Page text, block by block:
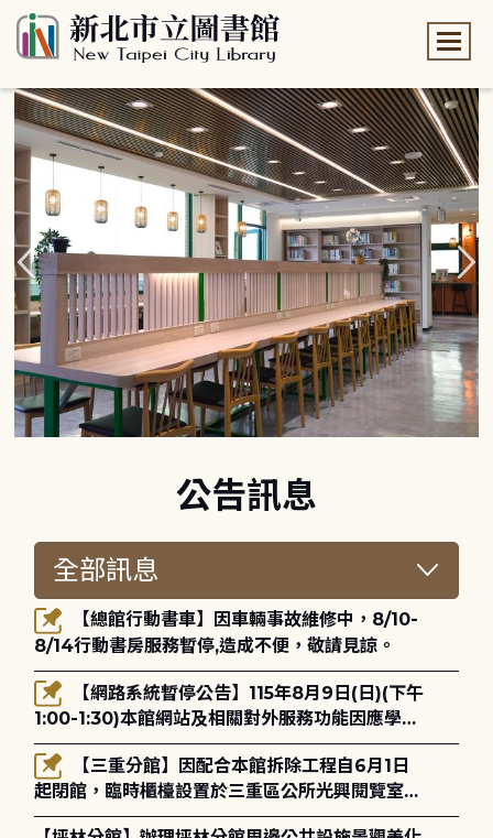
公告訊息
8/14行動書房服務暫停,造成不便，敬請見諒。
1:00-1:30)本館網站及相關對外服務功能因應學術
網路升級更新將暫停服務。
起閉館，臨時櫃檯設置於三重區公所光興閱覽室，
造成不便，敬請見諒。